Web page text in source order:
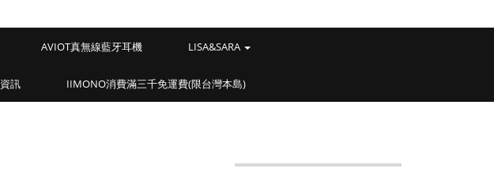
AVIOT真無線藍牙耳機 LISA&SARA
訊 IIMONO消費滿三千免運費(限台灣本島)